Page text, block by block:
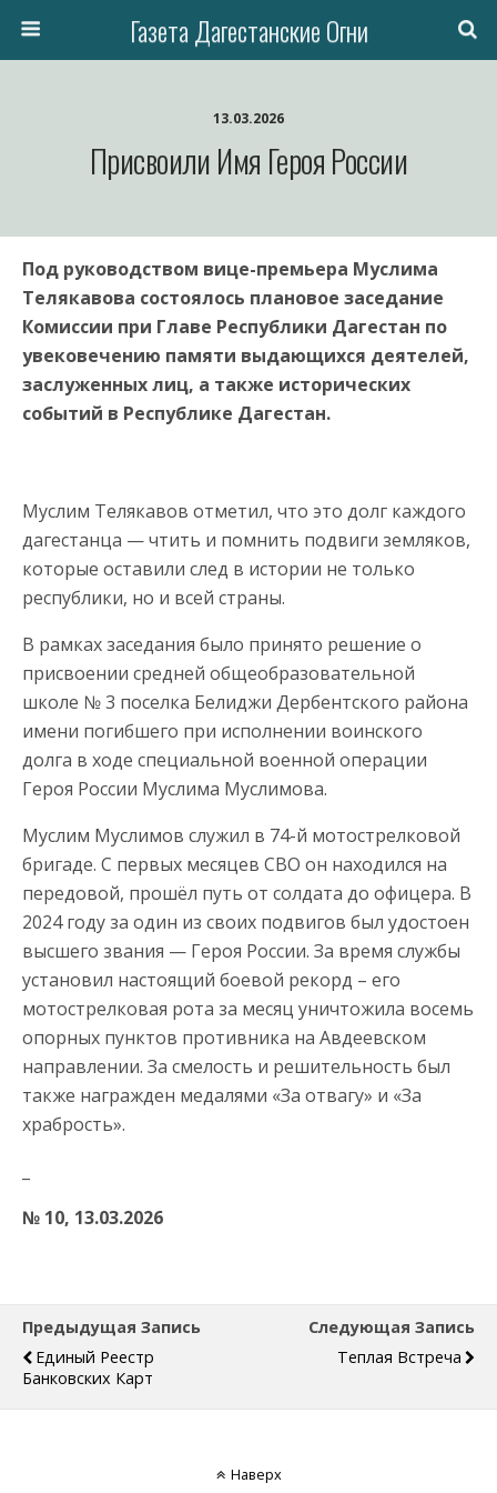
Газета Дагестанские Огни
13.03.2026
Присвоили Имя Героя России
Под руководством вице-премьера Муслима
Телякавова состоялось плановое заседание
Комиссии при Главе Республики Дагестан по
увековечению памяти выдающихся деятелей,
заслуженных лиц, а также исторических
событий в Республике Дагестан.
Муслим Телякавов отметил, что это долг каждого
дагестанца — чтить и помнить подвиги земляков,
которые оставили след в истории не только
республики, но и всей страны.
В рамках заседания было принято решение о
присвоении средней общеобразовательной
школе № 3 поселка Белиджи Дербентского района
имени погибшего при исполнении воинского
долга в ходе специальной военной операции
Героя России Муслима Муслимова.
Муслим Муслимов служил в 74-й мотострелковой
бригаде. С первых месяцев СВО он находился на
передовой, прошёл путь от солдата до офицера. В
2024 году за один из своих подвигов был удостоен
высшего звания — Героя России. За время службы
установил настоящий боевой рекорд – его
мотострелковая рота за месяц уничтожила восемь
опорных пунктов противника на Авдеевском
направлении. За смелость и решительность был
также награжден медалями «За отвагу» и «За
храбрость».
№ 10, 13.03.2026
Предыдущая Запись
Единый Реестр
Банковских Карт
Следующая Запись
Теплая Встреча
Наверх